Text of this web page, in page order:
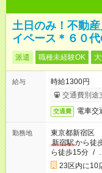
土日のみ！不動
イペース＊６０
派遣 職種未経験OK
給与
時給1300円
交通費別途
交通費 電車交
勤務地
東京都新宿区
新宿駅から徒
ら徒歩15分 /
23区内に10